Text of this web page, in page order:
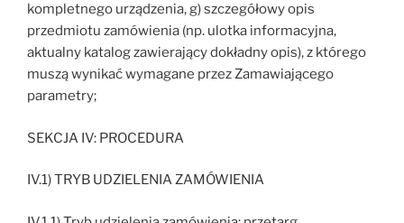
kompletnego urządzenia, g) szczegółowy opis
przedmiotu zamówienia (np. ulotka informacyjna,
aktualny katalog zawierający dokładny opis), z którego
muszą wynikać wymagane przez Zamawiającego
parametry;
SEKCJA IV: PROCEDURA
IV.1) TRYB UDZIELENIA ZAMÓWIENIA